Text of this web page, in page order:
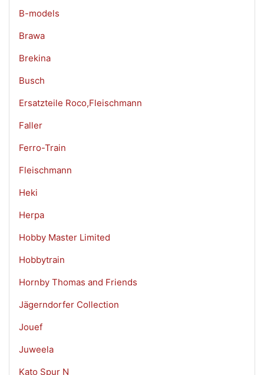
B-models
Brawa
Brekina
Busch
Ersatzteile Roco,Fleischmann
Faller
Ferro-Train
Fleischmann
Heki
Herpa
Hobby Master Limited
Hobbytrain
Hornby Thomas and Friends
Jägerndorfer Collection
Jouef
Juweela
Kato Spur N